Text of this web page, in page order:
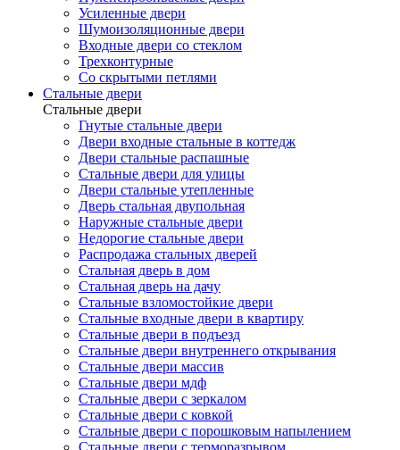
Усиленные двери
Шумоизоляционные двери
Входные двери со стеклом
Трехконтурные
Со скрытыми петлями
Стальные двери
Стальные двери
Гнутые стальные двери
Двери входные стальные в коттедж
Двери стальные распашные
Стальные двери для улицы
Двери стальные утепленные
Дверь стальная двупольная
Наружные стальные двери
Недорогие стальные двери
Распродажа стальных дверей
Стальная дверь в дом
Стальная дверь на дачу
Стальные взломостойкие двери
Стальные входные двери в квартиру
Стальные двери в подъезд
Стальные двери внутреннего открывания
Стальные двери массив
Стальные двери мдф
Стальные двери с зеркалом
Стальные двери с ковкой
Стальные двери с порошковым напылением